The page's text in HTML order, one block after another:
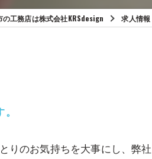
の工務店は株式会社KRSdesign 求人情報
りのお気持ちを大事にし、弊